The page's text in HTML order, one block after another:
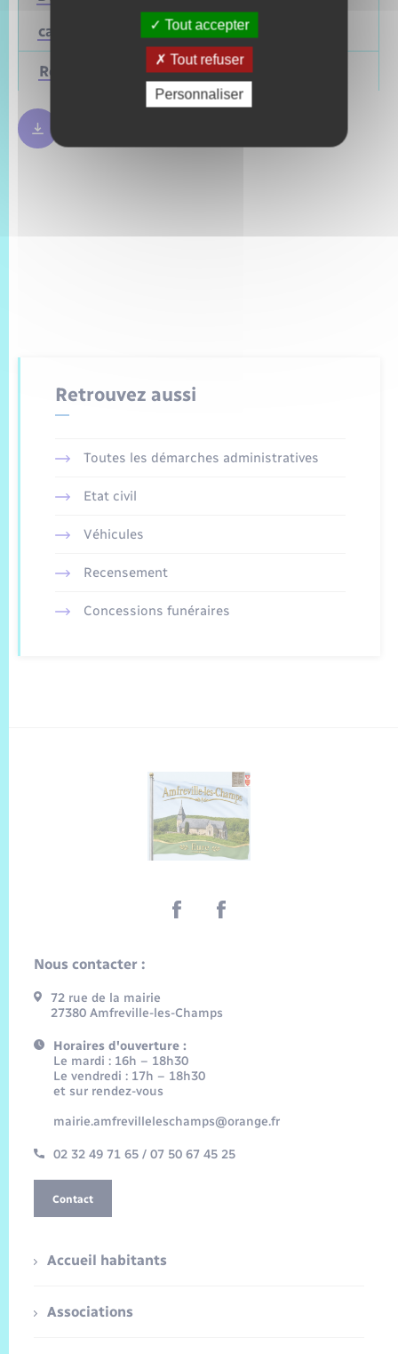
cantonales)
Mars 2028
Régionales Mars 2028
Retrouvez aussi
Toutes les démarches administratives
Etat civil
Véhicules
Recensement
Concessions funéraires
Nous contacter :
72 rue de la mairie
27380 Amfreville-les-Champs
Horaires d'ouverture :
Le mardi : 16h – 18h30
Le vendredi : 17h – 18h30
et sur rendez-vous
mairie.amfrevilleleschamps@orange.fr
02 32 49 71 65 / 07 50 67 45 25
Contact
Accueil habitants
Associations
Tout accepter
Tout refuser
Personnaliser